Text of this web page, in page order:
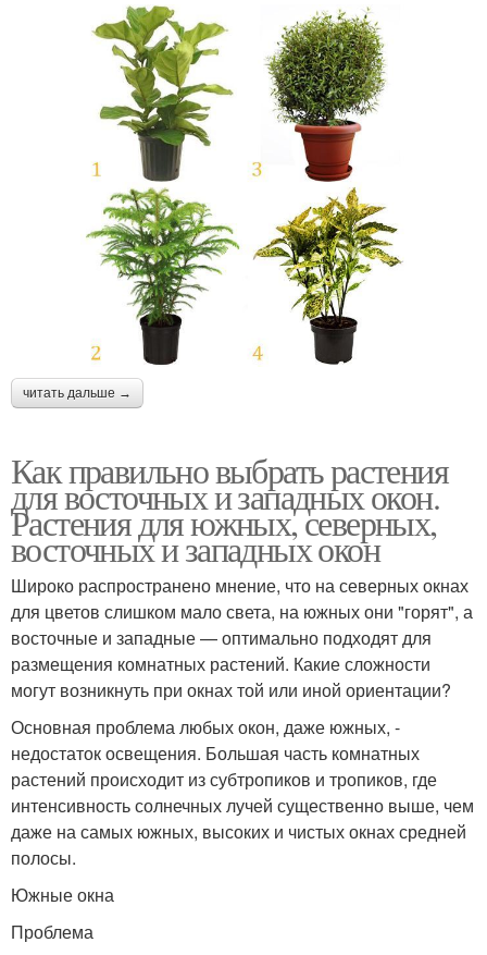
читать дальше →
Как правильно выбрать растения
для восточных и западных окон.
Растения для южных, северных,
восточных и западных окон
Широко распространено мнение, что на северных окнах
для цветов слишком мало света, на южных они "горят", а
восточные и западные — оптимально подходят для
размещения комнатных растений. Какие сложности
могут возникнуть при окнах той или иной ориентации?
Основная проблема любых окон, даже южных, -
недостаток освещения. Большая часть комнатных
растений происходит из субтропиков и тропиков, где
интенсивность солнечных лучей существенно выше, чем
даже на самых южных, высоких и чистых окнах средней
полосы.
Южные окна
Проблема